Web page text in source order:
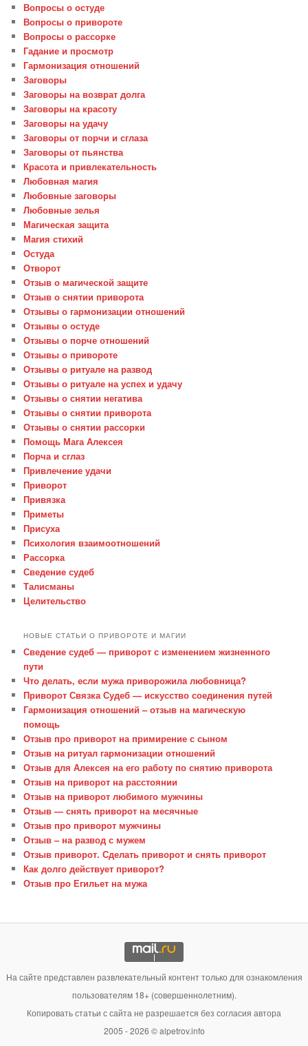
Вопросы о остуде
Вопросы о привороте
Вопросы о рассорке
Гадание и просмотр
Гармонизация отношений
Заговоры
Заговоры на возврат долга
Заговоры на красоту
Заговоры на удачу
Заговоры от порчи и сглаза
Заговоры от пьянства
Красота и привлекательность
Любовная магия
Любовные заговоры
Любовные зелья
Магическая защита
Магия стихий
Остуда
Отворот
Отзыв о магической защите
Отзыв о снятии приворота
Отзывы о гармонизации отношений
Отзывы о остуде
Отзывы о порче отношений
Отзывы о привороте
Отзывы о ритуале на развод
Отзывы о ритуале на успех и удачу
Отзывы о снятии негатива
Отзывы о снятии приворота
Отзывы о снятии рассорки
Помощь Мага Алексея
Порча и сглаз
Привлечение удачи
Приворот
Привязка
Приметы
Присуха
Психология взаимоотношений
Рассорка
Сведение судеб
Талисманы
Целительство
НОВЫЕ СТАТЬИ О ПРИВОРОТЕ И МАГИИ
Сведение судеб — приворот с изменением жизненного
пути
Что делать, если мужа приворожила любовница?
Приворот Связка Судеб — искусство соединения путей
Гармонизация отношений – отзыв на магическую
помощь
Отзыв про приворот на примирение с сыном
Отзыв на ритуал гармонизации отношений
Отзыв для Алексея на его работу по снятию приворота
Отзыв на приворот на расстоянии
Отзыв на приворот любимого мужчины
Отзыв — снять приворот на месячные
Отзыв про приворот мужчины
Отзыв – на развод с мужем
Отзыв приворот. Сделать приворот и снять приворот
Как долго действует приворот?
Отзыв про Егильет на мужа
На сайте представлен развлекательный контент только для ознакомления
пользователям 18+ (совершеннолетним).
Копировать статьи с сайта не разрешается без согласия автора
2005 - 2026 © alpetrov.info